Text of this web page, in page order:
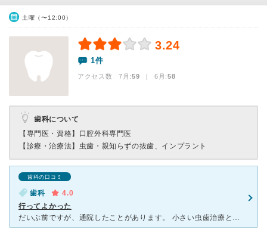
土曜（〜12:00）
3.24
1件
アクセス数 7月:59 | 6月:58
歯科について
【専門医・資格】 口腔外科専門医
【診療・治療法】 虫歯・親知らずの抜歯、インプラント
歯科の口コミ
歯科
4.0
行ってよかった
だいぶ前ですが、通院したことがあります。 小さい虫歯治療と（保険治療）、保険外の治療をしました。 小さい虫歯はすぐ治療が終わり今でも問題ないです。 保険外の治療は、金属の詰め物を白い保険外の詰め